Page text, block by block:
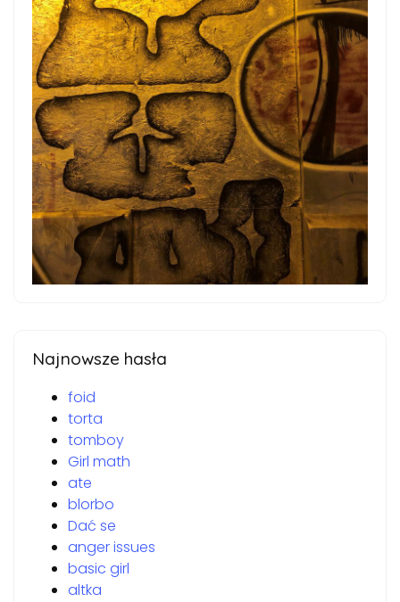
Najnowsze hasła
foid
torta
tomboy
Girl math
ate
blorbo
Dać se
anger issues
basic girl
altka